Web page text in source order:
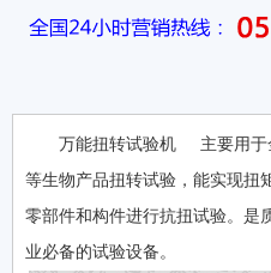
万能扭转试验机 主要用于金属
等生物产品扭转试验，能实现
零部件和构件进行抗扭试验。是
业必备的试验设备。